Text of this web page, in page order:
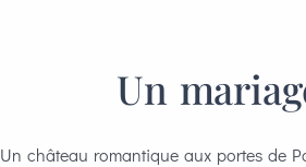
Un
Un château romantique aux portes de